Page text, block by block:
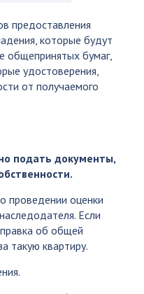
предоставления
которые будут
общепринятых бумаг,
удостоверения,
от получаемого
подать документы,
проведении оценки
Если
об общей
такую квартиру.